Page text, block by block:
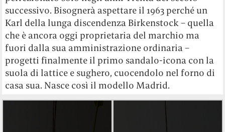
successivo. Bisognerà aspettare il 1963 perché un
Karl della lunga discendenza Birkenstock – quella
che è ancora oggi proprietaria del marchio ma
fuori dalla sua amministrazione ordinaria –
progetti finalmente il primo sandalo-icona con la
suola di lattice e sughero, cuocendolo nel forno di
casa sua. Nasce così il modello Madrid.